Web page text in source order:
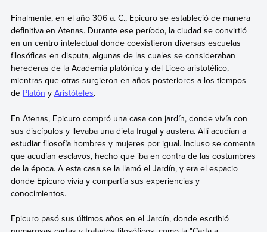
Finalmente, en el año 306 a. C., Epicuro se estableció de manera
definitiva en Atenas. Durante ese período, la ciudad se convirtió
en un centro intelectual donde coexistieron diversas escuelas
filosóficas en disputa, algunas de las cuales se consideraban
herederas de la Academia platónica y del Liceo aristotélico,
mientras que otras surgieron en años posteriores a los tiempos
de Platón y Aristóteles.
En Atenas, Epicuro compró una casa con jardín, donde vivía con
sus discípulos y llevaba una dieta frugal y austera. Allí acudían a
estudiar filosofía hombres y mujeres por igual. Incluso se comenta
que acudían esclavos, hecho que iba en contra de las costumbres
de la época. A esta casa se la llamó el Jardín, y era el espacio
donde Epicuro vivía y compartía sus experiencias y
conocimientos.
Epicuro pasó sus últimos años en el Jardín, donde escribió